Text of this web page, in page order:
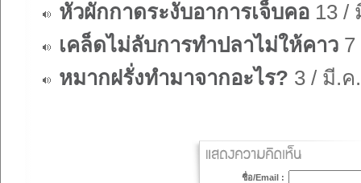
หัวผักกาดระงับอาการเจ็บคอ 13 /
เคล็ดไม่ลับการทำปลาไม่ให้คาว 7
หมากฝรั่งทำมาจากอะไร? 3 / มี.ค
ชื่อ/Email :